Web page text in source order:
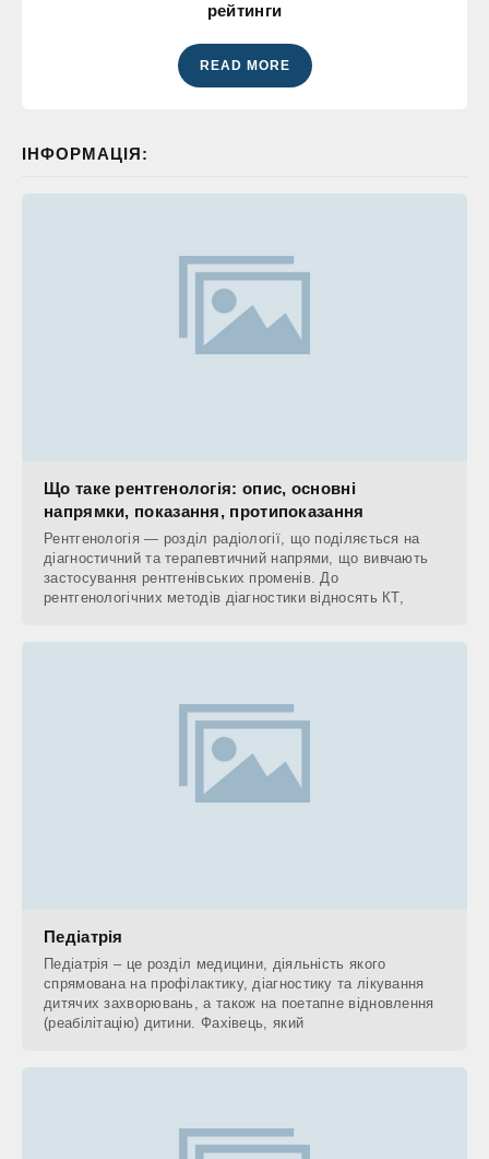
рейтинги
READ MORE
ІНФОРМАЦІЯ:
Що таке рентгенологія: опис, основні
напрямки, показання, протипоказання
Рентгенологія — розділ радіології, що поділяється на
діагностичний та терапевтичний напрями, що вивчають
застосування рентгенівських променів. До
рентгенологічних методів діагностики відносять КТ,
Педіатрія
Педіатрія – це розділ медицини, діяльність якого
спрямована на профілактику, діагностику та лікування
дитячих захворювань, а також на поетапне відновлення
(реабілітацію) дитини. Фахівець, який